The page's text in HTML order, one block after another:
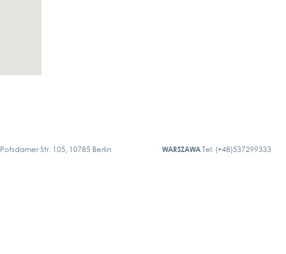
Potsdamer Str. 105, 10785 Berlin WARSZAWATel: (+48)537299333